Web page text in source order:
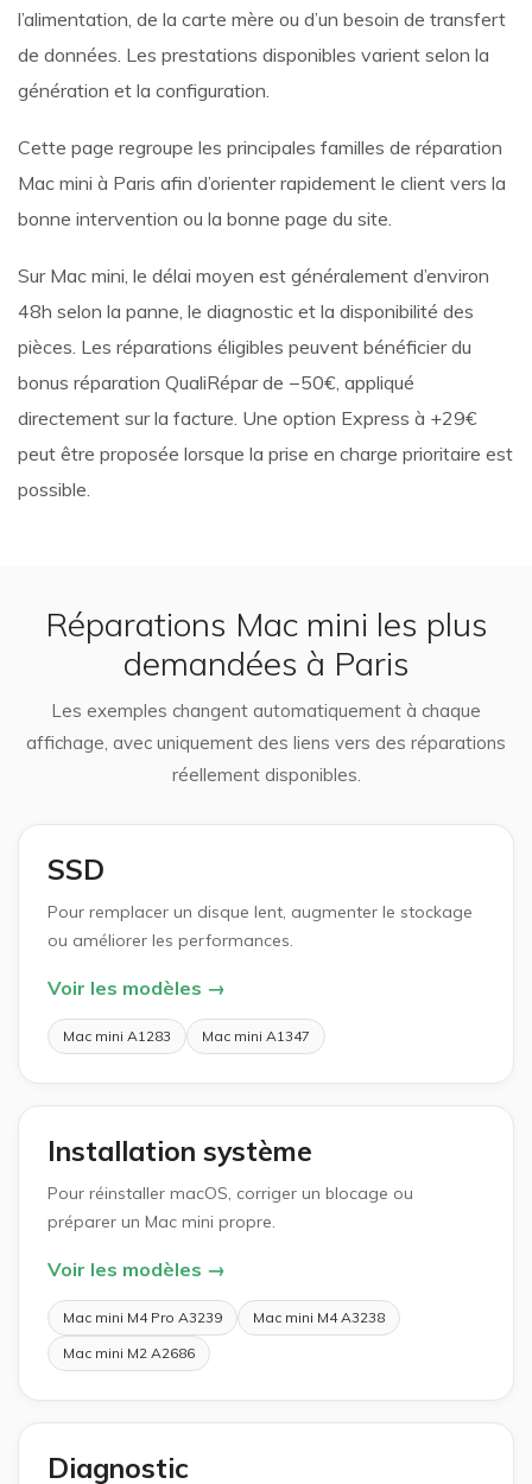
l’alimentation, de la carte mère ou d’un besoin de transfert
de données. Les prestations disponibles varient selon la
génération et la configuration.
Cette page regroupe les principales familles de réparation
Mac mini à Paris afin d’orienter rapidement le client vers la
bonne intervention ou la bonne page du site.
Sur Mac mini, le délai moyen est généralement d’environ
48h selon la panne, le diagnostic et la disponibilité des
pièces. Les réparations éligibles peuvent bénéficier du
bonus réparation QualiRépar de −50€, appliqué
directement sur la facture. Une option Express à +29€
peut être proposée lorsque la prise en charge prioritaire est
possible.
Réparations Mac mini les plus
demandées à Paris
Les exemples changent automatiquement à chaque
affichage, avec uniquement des liens vers des réparations
réellement disponibles.
SSD
Pour remplacer un disque lent, augmenter le stockage
ou améliorer les performances.
Voir les modèles →
Mac mini A1283 Mac mini A1347
Installation système
Pour réinstaller macOS, corriger un blocage ou
préparer un Mac mini propre.
Voir les modèles →
Mac mini M4 Pro A3239
Mac mini M4 A3238
Mac mini M2 A2686
Diagnostic